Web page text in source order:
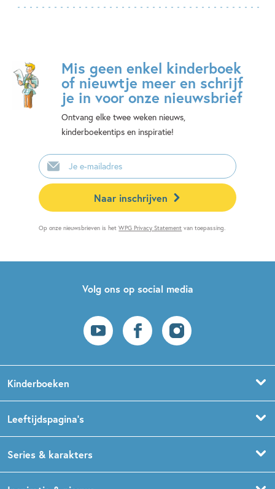
Mis geen enkel kinderboek
of nieuwtje meer en schrijf
je in voor onze nieuwsbrief
Ontvang elke twee weken nieuws,
kinderboekentips en inspiratie!
E-
mailadres
Naar inschrijven
Op onze nieuwsbrieven is hetWPG Privacy Statement van toepassing.
Volg ons op social media
Kinderboeken
Prentenboeken
Leeftijdspagina’s
Boekentips 1,5 - 3 jaar
Series & karakters